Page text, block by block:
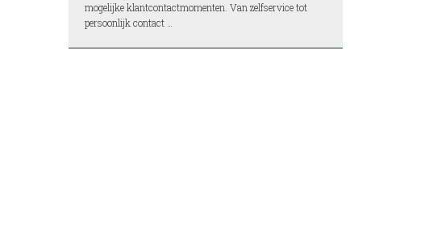
mogelijke klantcontactmomenten. Van zelfservice tot
persoonlijk contact …